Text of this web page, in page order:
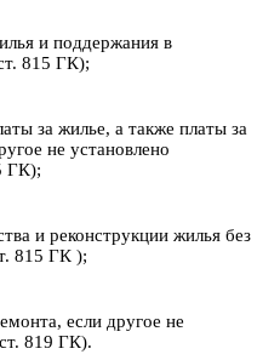
и поддержания в
815 ГК);
за жилье, а также платы за
не установлено
ГК);
и реконструкции жилья без
815 ГК );
если другое не
819 ГК).